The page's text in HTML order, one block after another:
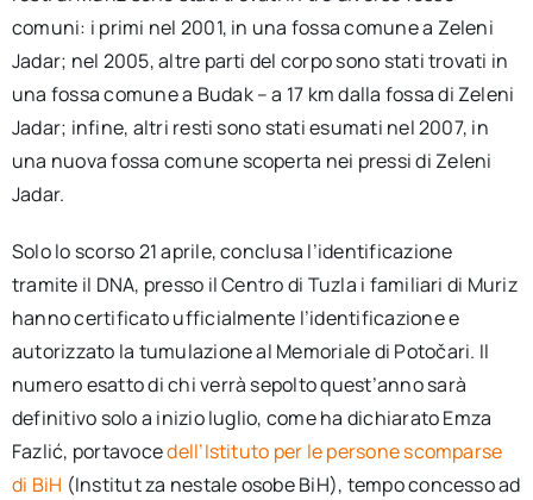
comuni: i primi nel 2001, in una fossa comune a Zeleni
Jadar; nel 2005, altre parti del corpo sono stati trovati in
una fossa comune a Budak – a 17 km dalla fossa di Zeleni
Jadar; infine, altri resti sono stati esumati nel 2007, in
una nuova fossa comune scoperta nei pressi di Zeleni
Jadar.
Solo lo scorso 21 aprile, conclusa l’identificazione
tramite il DNA, presso il Centro di Tuzla i familiari di Muriz
hanno certificato ufficialmente l’identificazione e
autorizzato la tumulazione al Memoriale di Potočari. Il
numero esatto di chi verrà sepolto quest’anno sarà
definitivo solo a inizio luglio, come ha dichiarato Emza
Fazlić, portavocedell’Istituto per le persone scomparse
di BiH (Institut za nestale osobe BiH), tempo concesso ad